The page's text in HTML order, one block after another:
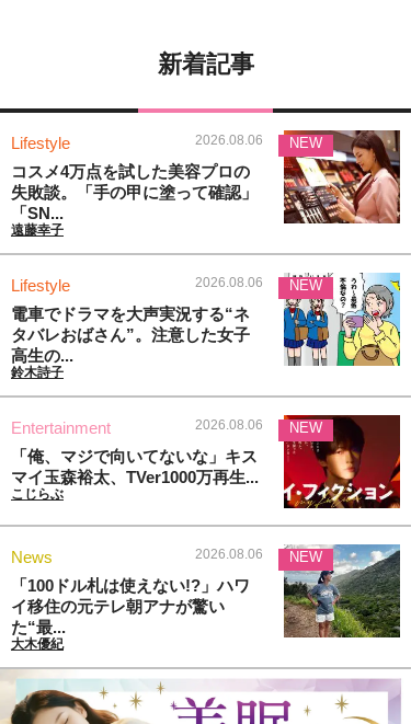
新着記事
Lifestyle 2026.08.06
コスメ4万点を試した美容プロの
失敗談。「手の甲に塗って確認」
「SN...
遠藤幸子
NEW
Lifestyle 2026.08.06
電車でドラマを大声実況する“ネ
タバレおばさん”。注意した女子
高生の...
鈴木詩子
NEW
Entertainment 2026.08.06
「俺、マジで向いてないな」キス
マイ玉森裕太、TVer1000万再生...
こじらぶ
NEW
News 2026.08.06
「100ドル札は使えない!?」ハワ
イ移住の元テレ朝アナが驚い
た“最...
大木優紀
NEW